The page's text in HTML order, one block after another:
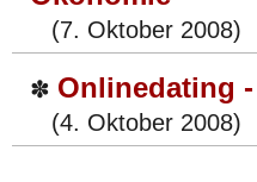
(7. Oktober 2008)
✽ Onlinedating
(4. Oktober 2008)